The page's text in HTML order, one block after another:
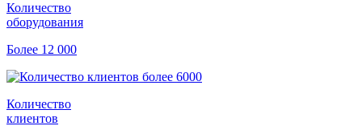
Количество
оборудования
Более 12 000
Количество
клиентов